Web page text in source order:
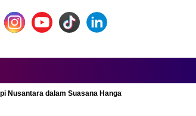
Nusantara dalam Suasana Hangat dan Nyaman